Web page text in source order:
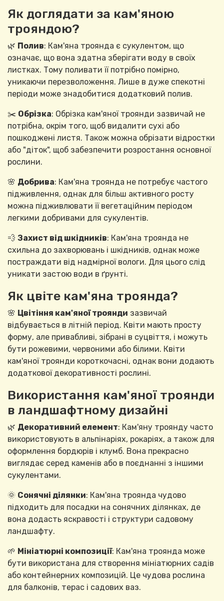
Як доглядати за кам'яною
трояндою?
🌿 Полив: Кам'яна троянда є сукулентом, що
означає, що вона здатна зберігати воду в своїх
листках. Тому поливати її потрібно помірно,
уникаючи перезволоження. Лише в дуже спекотні
періоди може знадобитися додатковий полив.
✂️ Обрізка: Обрізка кам'яної троянди зазвичай не
потрібна, окрім того, щоб видалити сухі або
пошкоджені листя. Також можна обрізати відростки
або "діток", щоб забезпечити розростання основної
рослини.
🌸 Добрива: Кам'яна троянда не потребує частого
підживлення, однак для більш активного росту
можна підживлювати її вегетаційним періодом
легкими добривами для сукулентів.
💨 Захист від шкідників: Кам'яна троянда не
схильна до захворювань і шкідників, однак може
постраждати від надмірної вологи. Для цього слід
уникати застою води в ґрунті.
Як цвіте кам'яна троянда?
🌸 Цвітіння кам'яної троянди зазвичай
відбувається в літній період. Квіти мають просту
форму, але привабливі, зібрані в суцвіття, і можуть
бути рожевими, червоними або білими. Квіти
кам'яної троянди короткочасні, однак вони додають
додаткової декоративності рослині.
Використання кам'яної троянди
в ландшафтному дизайні
🌿 Декоративний елемент: Кам'яну троянду часто
використовують в альпінаріях, рокаріях, а також для
оформлення бордюрів і клумб. Вона прекрасно
виглядає серед каменів або в поєднанні з іншими
сукулентами.
🌞 Сонячні ділянки: Кам'яна троянда чудово
підходить для посадки на сонячних ділянках, де
вона додасть яскравості і структури садовому
ландшафту.
🌱 Мініатюрні композиції: Кам'яна троянда може
бути використана для створення мініатюрних садів
або контейнерних композицій. Це чудова рослина
для балконів, терас і садових ваз.